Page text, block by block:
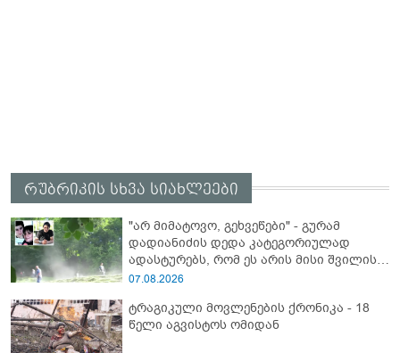
რუბრიკის სხვა სიახლეები
"არ მიმატოვო, გეხვეწები" - გუ­რა­მ
დადიანიძის დედა კა­ტე­გო­რი­უ­ლად
ადას­ტუ­რებს, რომ ეს არის მისი შვი­ლის
ხმა
07.08.2026
ტრაგიკული მოვლენების ქრონიკა - 18
წელი აგვისტოს ომიდან